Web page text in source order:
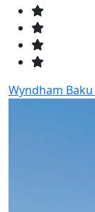
Wyndham Baku